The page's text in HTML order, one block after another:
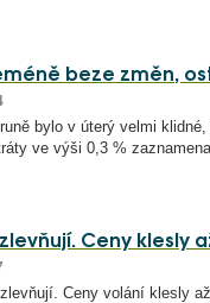
beze změn,
bylo v úterý velmi
ve výši 0,3 %
Ceny klesly
Ceny volání klesly